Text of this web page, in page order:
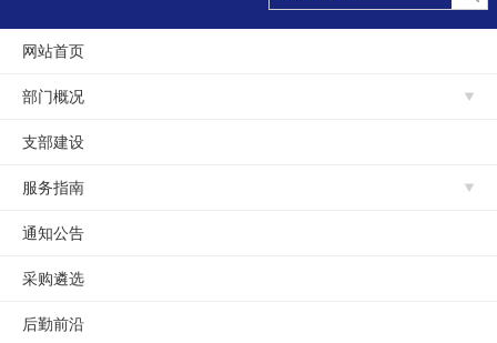
网站首页
部门概况
支部建设
服务指南
通知公告
采购遴选
后勤前沿